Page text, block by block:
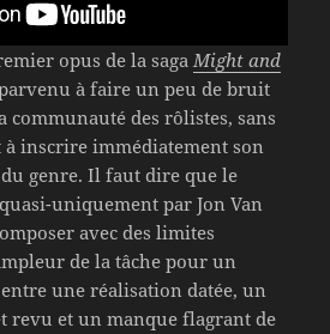
opus de la saga Might and
à faire un peu de bruit
communauté des rôlistes, sans
inscrire immédiatement son
genre. Il faut dire que le
uniquement par Jon Van
avec des limites
de la tâche pour un
une réalisation datée, un
revu et un manque flagrant de